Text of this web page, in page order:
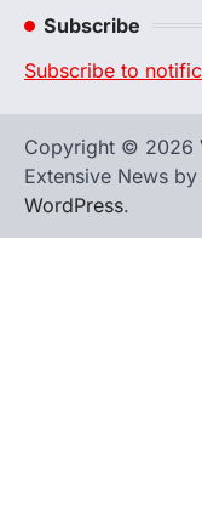
Subscribe
Subscribe to
Copyright © 2026
Extensive News by
WordPress.